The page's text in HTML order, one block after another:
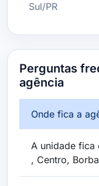
Sul/PR
Perguntas
agência
Onde fica a
A unidade fica
, Centro,